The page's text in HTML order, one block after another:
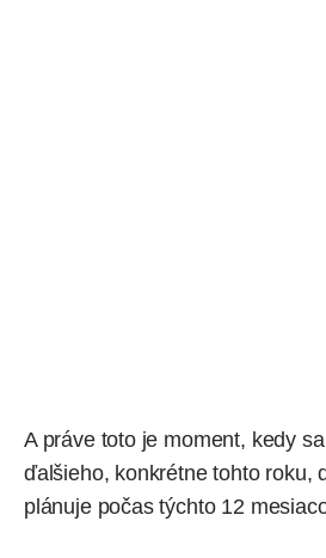
A práve toto je moment, kedy
ďalšieho, konkrétne tohto roku,
plánuje počas týchto 12